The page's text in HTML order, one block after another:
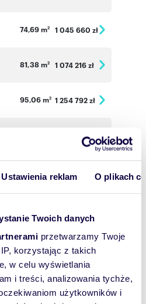
Ustawienia reklam O plikach
Twoich danych
przetwarzamy Twoje
korzystając z takich
w celu wyświetlania
i treści, analizowania tychże,
użytkowników i
74,69 m2 1 045 660 zł
81,38 m2 1 074 216 zł
95,06 m2 1 254 792 zł
557 080 zł
33,86 m 2 5 021 444 zł
34,52 m 531 608 zł